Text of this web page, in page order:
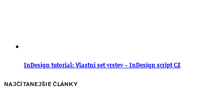
InDesign tutorial: Vlastní set vrstev – InDesign script CZ
NAJČÍTANEJŠIE ČLÁNKY